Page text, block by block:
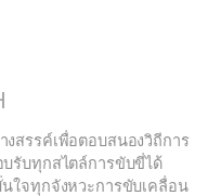
สรรค์เพื่อตอบสนองวิถีการ
รับทุกสไตล์การขับขี่ได้
ใจทุกจังหวะการขับเคลื่อน